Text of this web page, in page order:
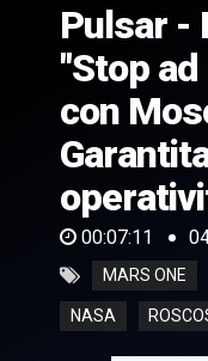
11
seconds
Pulsar -
"Stop
con
00:07:11
MARS ONE
NASA